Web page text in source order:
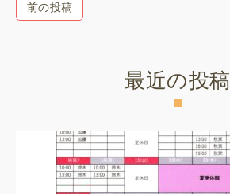
前の投稿
最近の投稿